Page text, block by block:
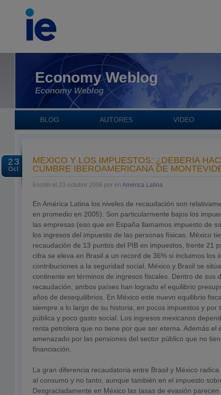
Economy Weblog
Economy Weblog
BLOG AUTORES VIDEO
23
Oct
MÉXICO Y LOS IMPUESTOS: ¿DEBERÍA
CUMBRE IBEROAMERICANA DE
Escrito el 23 octubre 2006 por en América Latina
En América Latina los niveles de recaudación son
en promedio en 2005). Son particularmente bajos los
las empresas (eso que en España llamamos impuesto de
los ingresos del impuesto de las personas físicas. México
recaudación de 13 puntos del PIB en impuestos, frente 21
cifra se eleva en Brasil a un record de 36% si incluimos los
contribuciones a la seguridad social. México y Brasil se
continente en términos de ingresos fiscales. Dentro de sus
recaudación, ambos países han logrado el equilibrio
años de desequilibrios. En México este nuevo equilibrio
siempre a lo largo de su historia, en pocos impuestos y por
pública y poco gasto social. Los ingresos mexicanos
renta petrolera que no tiene por que ser eterna. Además el
amenazado por las pensiones del sector público que no
financiación.
La gran diferencia recaudatoria entre Brasil y México
al consumo y no tanto, aunque también en el impuesto
Desgraciadamente en México las tasas de evasión